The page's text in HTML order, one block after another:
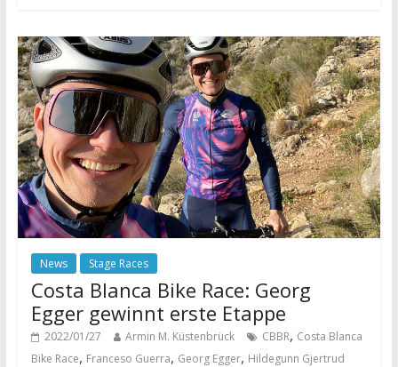
News Stage Races
Costa Blanca Bike Race: Georg
Egger gewinnt erste Etappe
2022/01/27 Armin M. Küstenbrück CBBR, Costa Blanca
Bike Race, Franceso Guerra, Georg Egger, Hildegunn Gjertrud